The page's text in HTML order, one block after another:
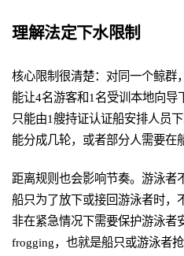
理解法定下水限制
核心限制很清楚：对同一个鲸群
能让4名游客和1名受训本地向
只能由1艘持证认证船安排人员
能分成几轮，或者部分人需要在
距离规则也会影响节奏。游泳者
船只为了放下或接回游泳者时，
非在紧急情况下需要保护游泳者
frogging，也就是船只或游泳者